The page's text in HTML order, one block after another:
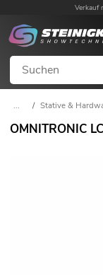
Verkauf
... / Stative &
OMNITRONIC